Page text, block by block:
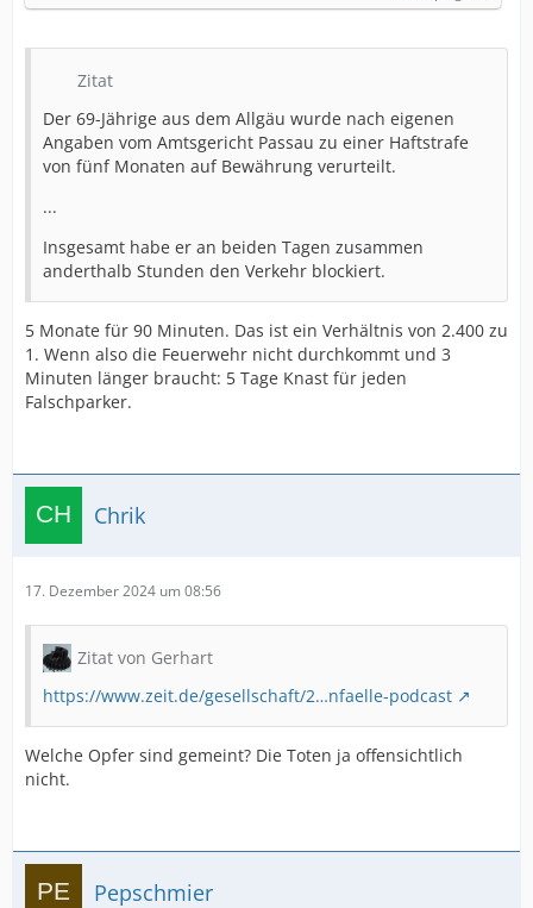
Zitat
Der 69-Jährige aus dem Allgäu wurde nach eigenen
Angaben vom Amtsgericht Passau zu einer Haftstrafe
von fünf Monaten auf Bewährung verurteilt.
...
Insgesamt habe er an beiden Tagen zusammen
anderthalb Stunden den Verkehr blockiert.
5 Monate für 90 Minuten. Das ist ein Verhältnis von 2.400 zu
1. Wenn also die Feuerwehr nicht durchkommt und 3
Minuten länger braucht: 5 Tage Knast für jeden
Falschparker.
Chrik
17. Dezember 2024 um 08:56
Zitat von Gerhart
https://www.zeit.de/gesellschaft/2…nfaelle-podcast
Welche Opfer sind gemeint? Die Toten ja offensichtlich
nicht.
Pepschmier